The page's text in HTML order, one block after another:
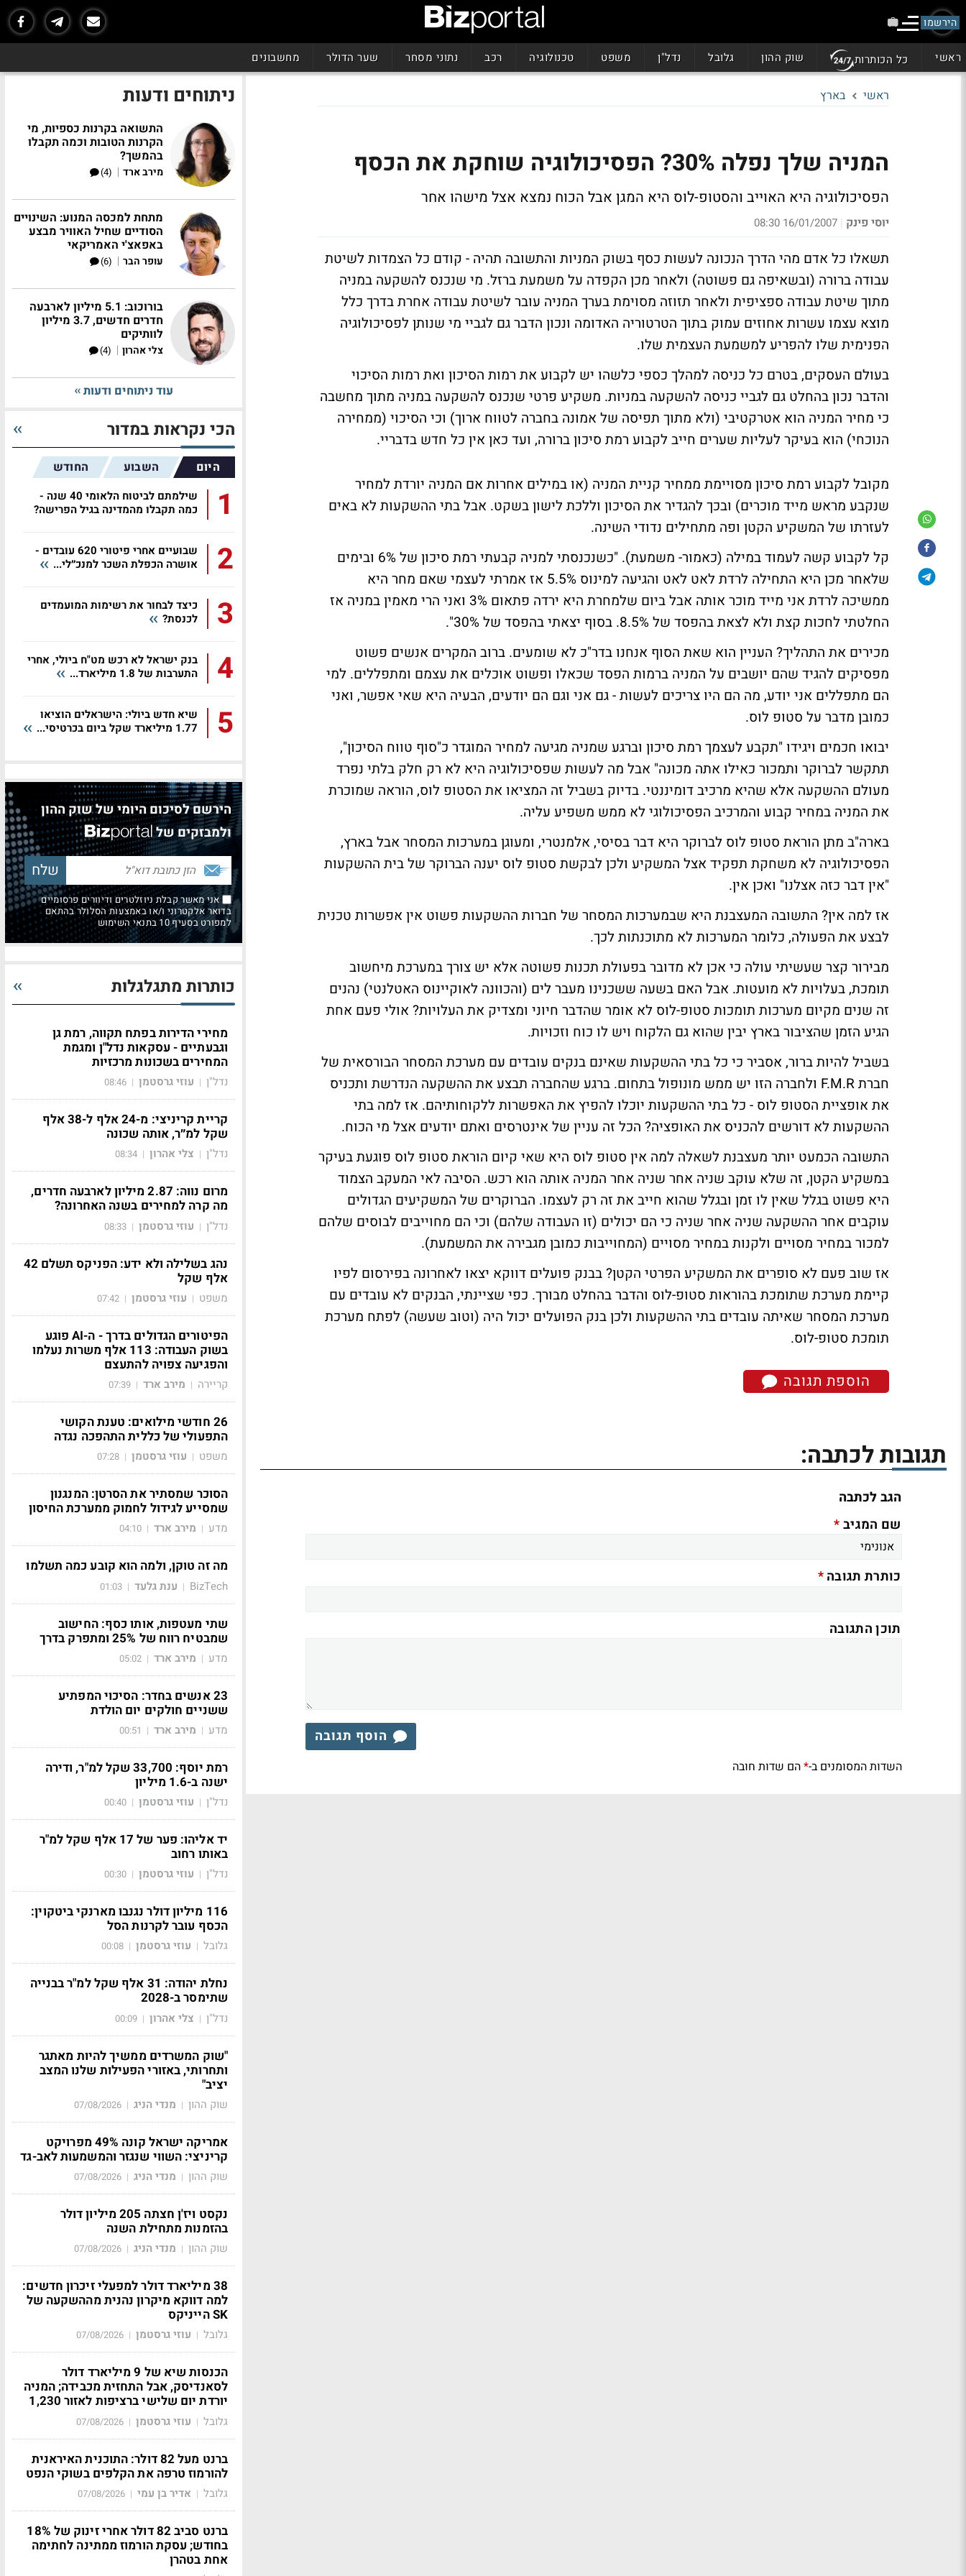
הירשמו
ראשי כל הכותרות שוק ההון גלובל נדל"ן משפט טכנולוגיה רכב נתוני מסחר שער הדולר מחשבונים
ראשי בארץ
המניה שלך נפלה 30%? הפסיכולוגיה שוחקת את הכסף
הפסיכולוגיה היא האוייב והסטופ-לוס היא המגן אבל הכוח נמצא אצל מישהו אחר
יוסי פינק |
16/01/2007 08:30
תשאלו כל אדם מהי הדרך הנכונה לעשות כסף בשוק המניות והתשובה תהיה - קודם כל הצמדות לשיטת
עבודה ברורה (ובשאיפה גם פשוטה) ולאחר מכן הקפדה על משמעת ברזל. מי שנכנס להשקעה במניה
מתוך שיטת עבודה ספציפית ולאחר תזוזה מסוימת בערך המניה עובר לשיטת עבודה אחרת בדרך כלל
מוצא עצמו עשרות אחוזים עמוק בתוך הטרטוריה האדומה ונכון הדבר גם לגביי מי שנותן לפסיכולוגיה
הפנימית שלו להפריע למשמעת העצמית שלו.
בעולם העסקים, בטרם כל כניסה למהלך כספי כלשהו יש לקבוע את רמות הסיכון ואת רמות הסיכוי
והדבר נכון בהחלט גם לגביי כניסה להשקעה במניות. משקיע פרטי שנכנס להשקעה במניה מתוך מחשבה
כי מחיר המניה הוא אטרקטיבי (ולא מתוך תפיסה של אמונה בחברה לטווח ארוך) וכי הסיכוי (ממחירה
הנוכחי) הוא בעיקר לעליות שערים חייב לקבוע רמת סיכון ברורה, ועד כאן אין כל חדש בדבריי.
מקובל לקבוע רמת סיכון מסויימת ממחיר קניית המניה (או במילים אחרות אם המניה יורדת למחיר
שנקבע מראש מייד מוכרים) ובכך להגדיר את הסיכון וללכת לישון בשקט. אבל בתי ההשקעות לא באים
לעזרתו של המשקיע הקטן ופה מתחילים נדודי השינה.
קל לקבוע קשה לעמוד במילה (כאמור- משמעת). "כשנכנסתי למניה קבעתי רמת סיכון של 6% ובימים
שלאחר מכן היא התחילה לרדת לאט לאט והגיעה למינוס 5.5% אז אמרתי לעצמי שאם מחר היא
ממשיכה לרדת אני מייד מוכר אותה אבל ביום שלמחרת היא ירדה פתאום 3% ואני הרי מאמין במניה אז
החלטתי לחכות קצת ולא לצאת בהפסד של 8.5%. בסוף יצאתי בהפסד של 30%".
מכירים את התהליך? העניין הוא שאת הסוף אנחנו בדר"כ לא שומעים. ברוב המקרים אנשים פשוט
מפסיקים להגיד שהם יושבים על המניה ברמות הפסד שכאלו ופשוט אוכלים את עצמם ומתפללים. למי
הם מתפללים אני יודע, מה הם היו צריכים לעשות - גם אני וגם הם יודעים, הבעיה היא שאי אפשר, ואני
כמובן מדבר על סטופ לוס.
יבואו חכמים ויגידו "תקבע לעצמך רמת סיכון וברגע שמניה מגיעה למחיר המוגדר כ"סוף טווח הסיכון",
תתקשר לברוקר ותמכור כאילו אתה מכונה" אבל מה לעשות שפסיכולוגיה היא לא רק חלק בלתי נפרד
מעולם ההשקעה אלא שהיא מרכיב דומיננטי. בדיוק בשביל זה המציאו את הסטופ לוס, הוראה שמוכרת
את המניה במחיר קבוע והמרכיב הפסיכולוגי לא ממש משפיע עליה.
בארה"ב מתן הוראת סטופ לוס לברוקר היא דבר בסיסי, אלמנטרי, ומעוגן במערכות המסחר אבל בארץ,
הפסיכולוגיה לא משחקת תפקיד אצל המשקיע ולכן לבקשת סטופ לוס יענה הברוקר של בית ההשקעות
"אין דבר כזה אצלנו" ואכן אין.
אז למה אין? התשובה המעצבנת היא שבמערכות המסחר של חברות ההשקעות פשוט אין אפשרות טכנית
לבצע את הפעולה, כלומר המערכות לא מתוכנתות לכך.
מבירור קצר שעשיתי עולה כי אכן לא מדובר בפעולת תכנות פשוטה אלא יש צורך במערכת מיחשוב
תומכת, בעלויות לא מועטות. אבל האם בשעה ששכנינו מעבר לים (והכוונה לאוקיינוס האטלנטי) נהנים
זה שנים מקיום מערכות תומכות סטופ-לוס לא אומר שהדבר חיוני ומצדיק את העלויות? אולי פעם אחת
הגיע הזמן שהציבור בארץ יבין שהוא גם הלקוח ויש לו כוח וזכויות.
בשביל להיות ברור, אסביר כי כל בתי ההשקעות שאינם בנקים עובדים עם מערכת המסחר הבורסאית של
חברת F.M.R ולחברה הזו יש ממש מונופול בתחום. ברגע שהחברה תבצע את ההשקעה הנדרשת ותכניס
את אופציית הסטופ לוס - כל בתי ההשקעות יוכלו להפיץ את האפשרות ללקוחותיהם. אז למה בתי
ההשקעות לא דורשים להכניס את האופציה? הכל זה עניין של אינטרסים ואתם יודעים אצל מי הכוח.
התשובה הכמעט יותר מעצבנת לשאלה למה אין סטופ לוס היא שאי קיום הוראת סטופ לוס פוגעת בעיקר
במשקיע הקטן, זה שלא עוקב שניה אחר שניה אחר המניה אותה הוא רכש. הסיבה לאי המעקב הצמוד
היא פשוט בגלל שאין לו זמן ובגלל שהוא חייב את זה רק לעצמו. הברוקרים של המשקיעים הגדולים
עוקבים אחר ההשקעה שניה אחר שניה כי הם יכולים (זו העבודה שלהם) וכי הם מחוייבים לבוסים שלהם
למכור במחיר מסויים ולקנות במחיר מסויים (המחוייבות כמובן מגבירה את המשמעת).
אז שוב פעם לא סופרים את המשקיע הפרטי הקטן? בבנק פועלים דווקא יצאו לאחרונה בפירסום לפיו
קיימת מערכת שתומכת בהוראות סטופ-לוס והדבר בהחלט מבורך. כפי שציינתי, הבנקים לא עובדים עם
מערכת המסחר שאיתה עובדים בתי ההשקעות ולכן בנק הפועלים יכול היה (וטוב שעשה) לפתח מערכת
תומכת סטופ-לוס.
הוספת תגובה
תגובות לכתבה:
הגב לכתבה
שם המגיב*
כותרת תגובה*
תוכן התגובה
הוסף תגובה
השדות המסומנים ב-*הם שדות חובה
ניתוחים ודעות
התשואה בקרנות כספיות, מי
הקרנות הטובות וכמה תקבלו
בהמשך?
מירב ארד |
(4)
מתחת למכסה המנוע: השינויים
הסודיים שחיל האוויר מבצע
באפאצ'י האמריקאי
עופר הבר |
(6)
בורוכוב: 5.1 מיליון לארבעה
חדרים חדשים, 3.7 מיליון
לוותיקים
צלי אהרון |
(4)
עוד ניתוחים ודעות
הכי נקראות במדור
היום השבוע החודש
1
שילמתם לביטוח הלאומי 40 שנה -
כמה תקבלו מהמדינה בגיל הפרישה?
2
שבועיים אחרי פיטורי 620 עובדים -
אושרה הכפלת השכר למנכ״לי...
3
כיצד לבחור את רשימות המועמדים
לכנסת?
4
בנק ישראל לא רכש מט"ח ביולי, אחרי
התערבות של 1.8 מיליארד...
5
שיא חדש ביולי: הישראלים הוציאו
1.77 מיליארד שקל ביום בכרטיסי...
הירשם לסיכום היומי של שוק ההון
ולמבזקים של
אני מאשר קבלת ניוזלטרים ודיוורים פרסומיים
בדואר אלקטרוני ו/או באמצעות הסלולר בהתאם
למפורט בסעיף 10 בתנאי השימוש
כותרות מתגלגלות
מחירי הדירות בפתח תקווה, רמת גן
וגבעתיים - עסקאות נדל"ן ומגמת
המחירים בשכונות מרכזיות
נדל"ן | עוזי גרסטמן |
08:46
קריית קריניצי: מ-24 אלף ל-38 אלף
שקל למ״ר, אותה שכונה
נדל"ן | צלי אהרון |
08:34
מרום נווה: 2.87 מיליון לארבעה חדרים,
מה קרה למחירים בשנה האחרונה?
נדל"ן | עוזי גרסטמן |
08:33
נהג בשלילה ולא ידע: הפניקס תשלם 42
אלף שקל
משפט | עוזי גרסטמן |
07:42
הפיטורים הגדולים בדרך - ה-AI פוגע
בשוק העבודה: 113 אלף משרות נעלמו
והפגיעה צפויה להתעצם
קריירה | מירב ארד |
07:39
26 חודשי מילואים: טענת הקושי
התפעולי של כללית התהפכה נגדה
משפט | עוזי גרסטמן |
07:28
הסוכר שמסתיר את הסרטן: המנגנון
שמסייע לגידול לחמוק ממערכת החיסון
מדע | מירב ארד |
04:10
מה זה טוקן, ולמה הוא קובע כמה תשלמו
BizTech
| ענת גלעד |
01:03
שתי מעטפות, אותו כסף: החישוב
שמבטיח רווח של 25% ומתפרק בדרך
מדע | מירב ארד |
05:02
23 אנשים בחדר: הסיכוי המפתיע
ששניים חולקים יום הולדת
מדע | מירב ארד |
00:51
רמת יוסף: 33,700 שקל למ"ר, ודירה
ישנה ב-1.6 מיליון
נדל"ן | עוזי גרסטמן |
00:40
יד אליהו: פער של 17 אלף שקל למ"ר
באותו רחוב
נדל"ן | עוזי גרסטמן |
00:30
116 מיליון דולר נגנבו מארנקי ביטקוין:
הכסף עובר לקרנות הסל
גלובל | עוזי גרסטמן |
00:08
נחלת יהודה: 31 אלף שקל למ"ר בבנייה
שתימסר ב-2028
נדל"ן | צלי אהרון |
00:09
"שוק המשרדים ממשיך להיות מאתגר
ותחרותי, באזורי הפעילות שלנו המצב
יציב"
שוק ההון | מנדי הניג |
07/08/2026
אמריקה ישראל קונה 49% מפרויקט
קריניצי: השווי שנגזר והמשמעות לאב-גד
שוק ההון | מנדי הניג |
07/08/2026
נקסט ויז'ן חצתה 205 מיליון דולר
בהזמנות מתחילת השנה
שוק ההון | מנדי הניג |
07/08/2026
38 מיליארד דולר למפעלי זיכרון חדשים:
למה דווקא מיקרון נהנית מההשקעה של
SK הייניקס
גלובל | עוזי גרסטמן |
07/08/2026
הכנסות שיא של 9 מיליארד דולר
לסאנדיסק, אבל התחזית מכבידה; המניה
יורדת יום שלישי ברציפות לאזור 1,230
גלובל | עוזי גרסטמן |
07/08/2026
ברנט מעל 82 דולר: התוכנית האיראנית
להורמוז טרפה את הקלפים בשוקי הנפט
גלובל | אדיר בן עמי |
07/08/2026
ברנט סביב 82 דולר אחרי זינוק של 18%
בחודש; עסקת הורמוז ממתינה לחתימה
אחת בטהרן